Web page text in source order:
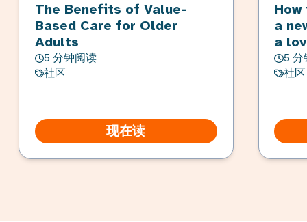
The Benefits of Value-
Based Care for Older
Adults
5 分钟阅读
社区
现在读
a
a
5 分
社区